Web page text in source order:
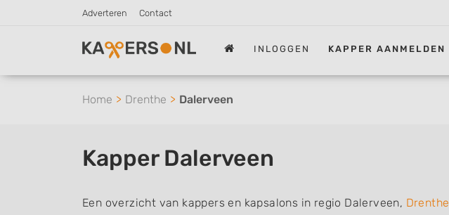
Adverteren Contact
INLOGGEN KAPPER AANMELDEN
Home Drenthe Dalerveen
Kapper Dalerveen
Een overzicht van kappers en kapsalons in regio Dalerveen, Drenthe